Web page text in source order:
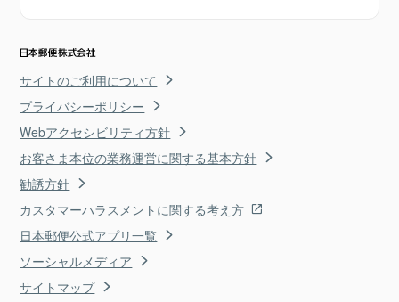
サイトのご利用について
プライバシーポリシー
Webアクセシビリティ方針
お客さま本位の業務運営に関する基本方針
勧誘方針
カスタマーハラスメントに関する考え方
日本郵便公式アプリ一覧
ソーシャルメディア
サイトマップ